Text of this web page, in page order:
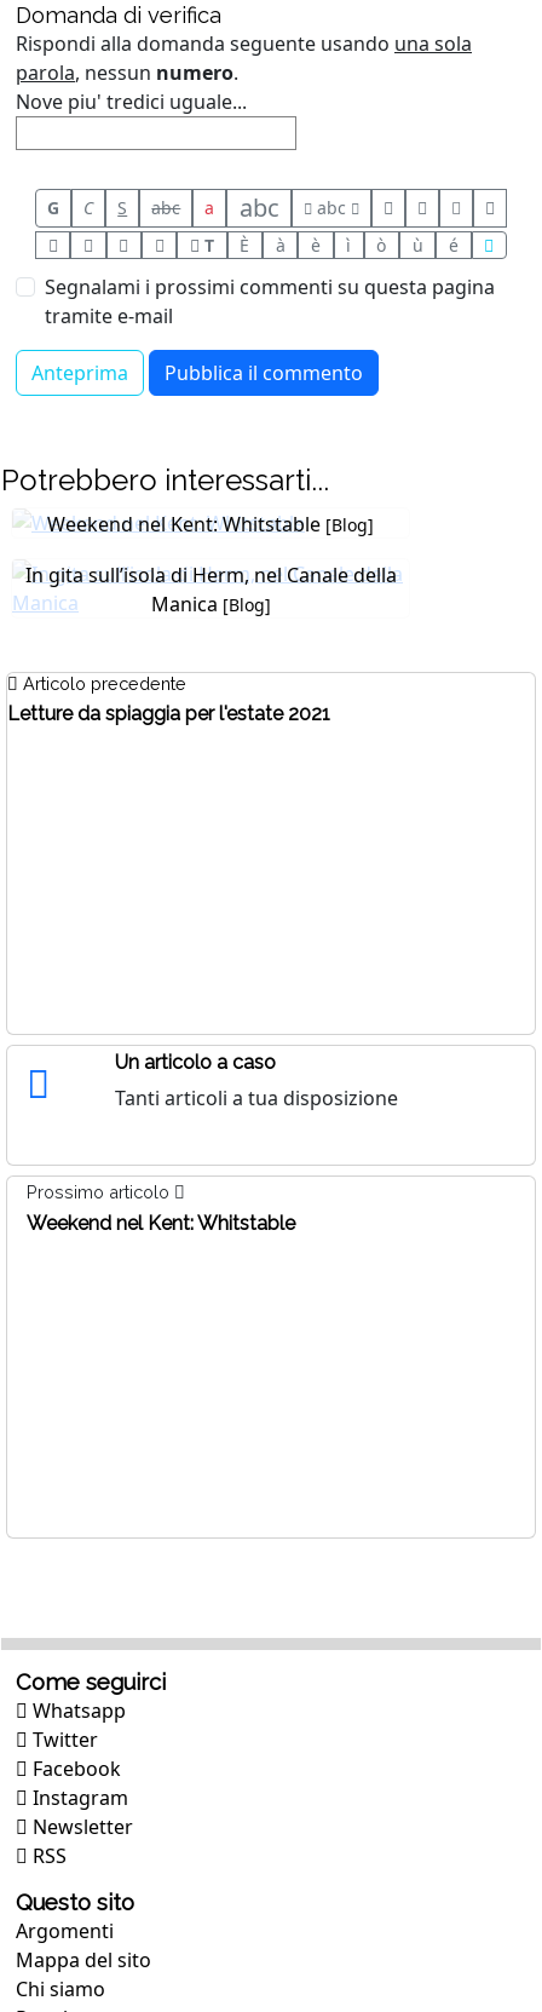
Domanda di verifica
Rispondi alla domanda seguente usando una sola
parola, nessun numero.
Nove piu' tredici uguale...
G C S abc a abc
abc
T
È à è ì ò ù é
Segnalami i prossimi commenti su questa pagina
tramite e-mail
Potrebbero interessarti...
Weekend nel Kent: Whitstable [Blog]
In gita sull’isola di Herm, nel Canale della
Manica [Blog]
Articolo precedente
Letture da spiaggia per l'estate 2021
Un articolo a caso
Tanti articoli a tua disposizione
Prossimo articolo
Weekend nel Kent: Whitstable
Come seguirci
Whatsapp
Twitter
Facebook
Instagram
Newsletter
RSS
Questo sito
Argomenti
Mappa del sito
Chi siamo